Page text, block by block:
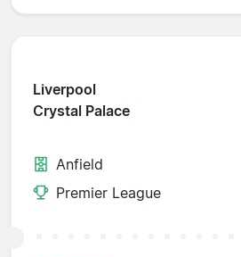
Liverpool
Crystal Palace
Anfield
Premier League